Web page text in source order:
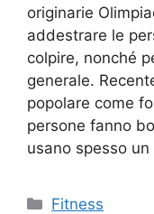
originarie
addestrare le
colpire, nonché
generale.
popolare come
persone fanno
usano spesso
Fitness